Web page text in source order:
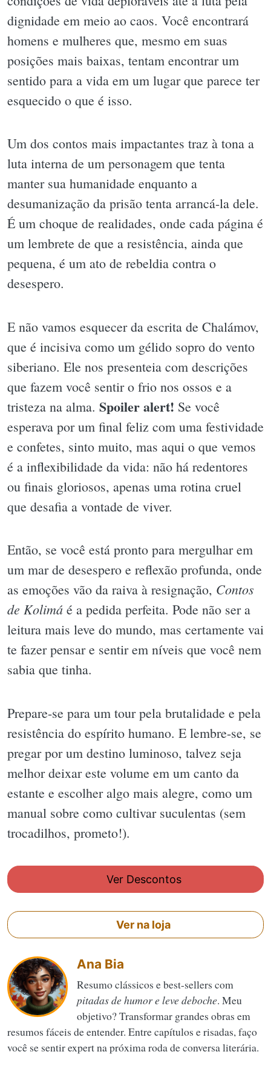
dignidade em meio ao caos. Você encontrará
homens e mulheres que, mesmo em suas
posições mais baixas, tentam encontrar um
sentido para a vida em um lugar que parece ter
esquecido o que é isso.
Um dos contos mais impactantes traz à tona a
luta interna de um personagem que tenta
manter sua humanidade enquanto a
desumanização da prisão tenta arrancá-la dele.
É um choque de realidades, onde cada página é
um lembrete de que a resistência, ainda que
pequena, é um ato de rebeldia contra o
desespero.
E não vamos esquecer da escrita de Chalámov,
que é incisiva como um gélido sopro do vento
siberiano. Ele nos presenteia com descrições
que fazem você sentir o frio nos ossos e a
tristeza na alma. Spoiler alert! Se você
esperava por um final feliz com uma festividade
e confetes, sinto muito, mas aqui o que vemos
é a inflexibilidade da vida: não há redentores
ou finais gloriosos, apenas uma rotina cruel
que desafia a vontade de viver.
Então, se você está pronto para mergulhar em
um mar de desespero e reflexão profunda, onde
as emoções vão da raiva à resignação, Contos
de Kolimá é a pedida perfeita. Pode não ser a
leitura mais leve do mundo, mas certamente vai
te fazer pensar e sentir em níveis que você nem
sabia que tinha.
Prepare-se para um tour pela brutalidade e pela
resistência do espírito humano. E lembre-se, se
pregar por um destino luminoso, talvez seja
melhor deixar este volume em um canto da
estante e escolher algo mais alegre, como um
manual sobre como cultivar suculentas (sem
trocadilhos, prometo!).
Ver Descontos
Ver na loja
Ana Bia
Resumo clássicos e best-sellers com
pitadas de humor e leve deboche. Meu
objetivo? Transformar grandes obras em
resumos fáceis de entender. Entre capítulos e risadas, faço
você se sentir expert na próxima roda de conversa literária.